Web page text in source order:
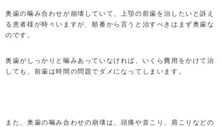
奥歯の噛み合わせが崩壊していて、上顎の前歯を治したいと訴え
る患者様が時々いますが、順番から言うと治すべきはまず奥歯な
のです。
奥歯がしっかりと噛みあっていなければ、いくら費用をかけて治
しても、前歯は時間の問題でダメになってしまいます。
また、奥歯の噛み合わせの崩壊は、頭痛や首こり、肩こりなどの